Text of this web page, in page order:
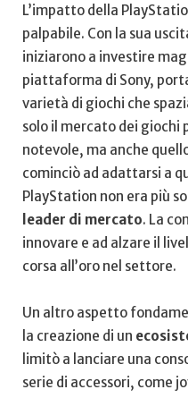
L’impatto della‌
palpabile. Con la sua
iniziarono a⁢ investire
piattaforma ‌di‍ Sony,
varietà di ‌giochi che
solo‍ il mercato dei giochi
notevole,⁤ ma anche⁤
⁢cominciò ad adattarsi a
PlayStation non era⁢ più
leader di ⁢mercato.⁤ La
innovare e ad alzare il
corsa all’oro ⁤nel settore.
Un altro aspetto
la creazione di un
limitò a ‍lanciare una
serie⁣ di accessori, come